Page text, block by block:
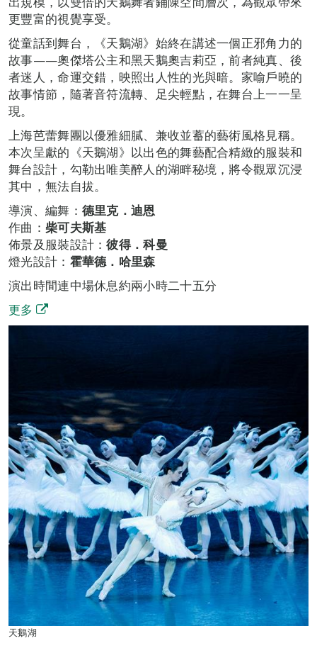
更豐富的視覺享受。
從童話到舞台，《天鵝湖》始終在講述一個正邪角力的
故事——奧傑塔公主和黑天鵝奧吉莉亞，前者純真、後
者迷人，命運交錯，映照出人性的光與暗。家喻戶曉的
故事情節，隨著音符流轉、足尖輕點，在舞台上一一呈
現。
上海芭蕾舞團以優雅細膩、兼收並蓄的藝術風格見稱。
本次呈獻的《天鵝湖》以出色的舞藝配合精緻的服裝和
舞台設計，勾勒出唯美醉人的湖畔秘境，將令觀眾沉浸
其中，無法自拔。
導演、編舞： 德里克．迪恩
作曲： 柴可夫斯基
佈景及服裝設計：彼得．科曼
燈光設計： 霍華德．哈里森
演出時間連中場休息約兩小時二十五分
更多
天鵝湖